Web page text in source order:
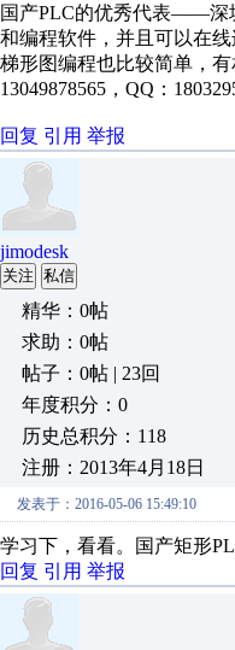
国产PLC的优秀代表——深
和编程软件，并且可以在线
梯形图编程也比较简单，
13049878565，QQ：
回复 引用 举报
jimodesk
关注 私信
精华：0帖
求助：0帖
帖子：0帖 | 23回
年度积分：0
历史总积分：118
注册：2013年4月18日
发表于：2016-05-06 15:49:10
学习下，看看。国产矩形
回复 引用 举报